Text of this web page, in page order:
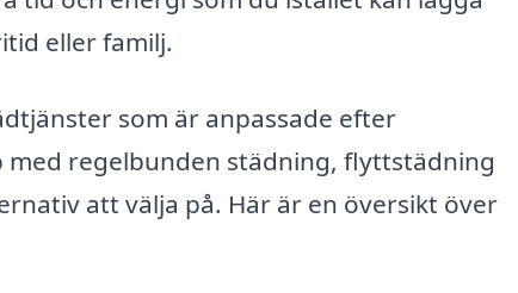
eller familj.
som är anpassade efter
regelbunden städning, flyttstädning
att välja på. Här är en översikt över